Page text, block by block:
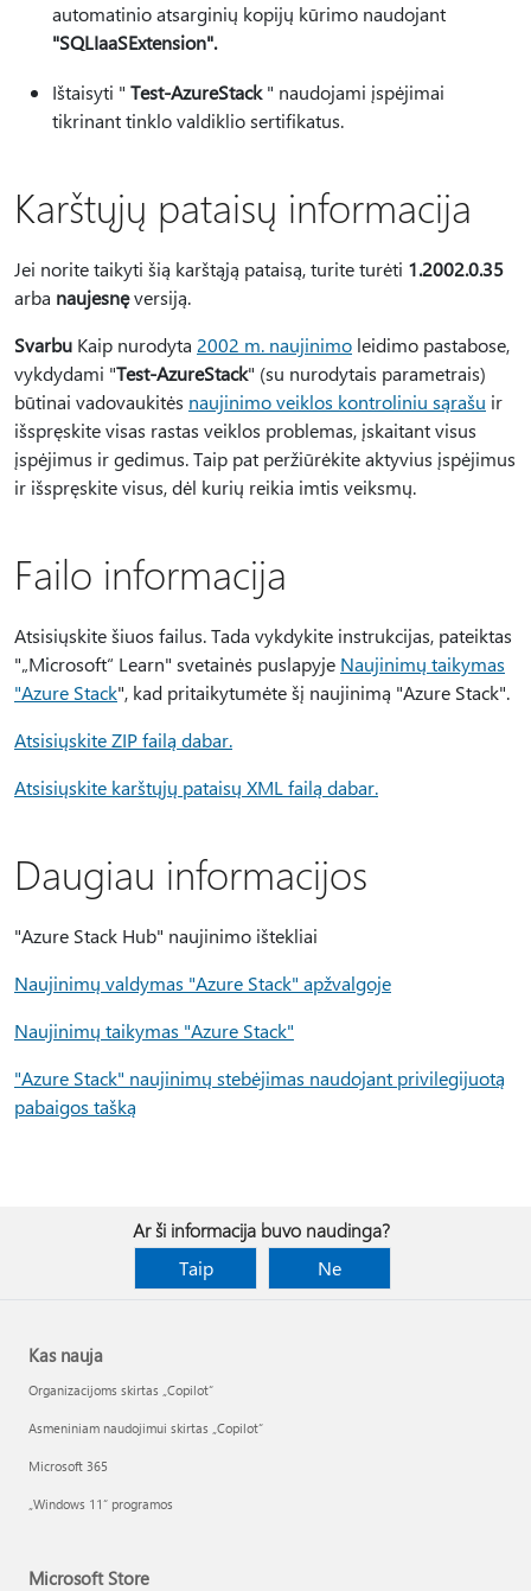
automatinio atsarginių kopijų kūrimo naudojant
"SQLIaaSExtension".
Ištaisyti " Test-AzureStack" naudojami įspėjimai
tikrinant tinklo valdiklio sertifikatus.
Karštųjų pataisų informacija
Jei norite taikyti šią karštąją pataisą, turite turėti 1.2002.0.35
arba naujesnęversiją.
Svarbu Kaip nurodyta 2002 m. naujinimo leidimo pastabose,
vykdydami "Test-AzureStack" (su nurodytais parametrais)
būtinai vadovaukitės naujinimo veiklos kontroliniu sąrašu ir
išspręskite visas rastas veiklos problemas, įskaitant visus
įspėjimus ir gedimus. Taip pat peržiūrėkite aktyvius įspėjimus
ir išspręskite visus, dėl kurių reikia imtis veiksmų.
Failo informacija
Atsisiųskite šiuos failus. Tada vykdykite instrukcijas, pateiktas
"„Microsoft“ Learn" svetainės puslapyje Naujinimų taikymas
"Azure Stack", kad pritaikytumėte šį naujinimą "Azure Stack".
Atsisiųskite ZIP failą dabar.
Atsisiųskite karštųjų pataisų XML failą dabar.
Daugiau informacijos
"Azure Stack Hub" naujinimo ištekliai
Naujinimų valdymas "Azure Stack" apžvalgoje
Naujinimų taikymas "Azure Stack"
"Azure Stack" naujinimų stebėjimas naudojant privilegijuotą
pabaigos tašką
Ar ši informacija buvo naudinga?
Taip
Ne
Kas nauja
Organizacijoms skirtas „Copilot“
Asmeniniam naudojimui skirtas „Copilot“
Microsoft 365
„Windows 11“ programos
Microsoft Store